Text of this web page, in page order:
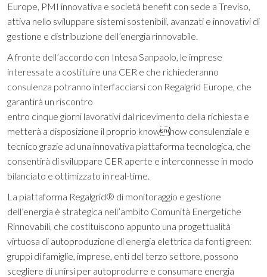
Europe, PMI innovativa e società benefit con sede a Treviso,
attiva nello sviluppare sistemi sostenibili, avanzati e innovativi di
gestione e distribuzione dell’energia rinnovabile.
A fronte dell’accordo con Intesa Sanpaolo, le imprese
interessate a costituire una CER e che richiederanno
consulenza potranno interfacciarsi con Regalgrid Europe, che
garantirà un riscontro
entro cinque giorni lavorativi dal ricevimento della richiesta e
metterà a disposizione il proprio knowhow consulenziale e
tecnico grazie ad una innovativa piattaforma tecnologica, che
consentirà di sviluppare CER aperte e interconnesse in modo
bilanciato e ottimizzato in real-time.
La piattaforma Regalgrid® di monitoraggio e gestione
dell’energia è strategica nell’ambito Comunità Energetiche
Rinnovabili, che costituiscono appunto una progettualità
virtuosa di autoproduzione di energia elettrica da fonti green:
gruppi di famiglie, imprese, enti del terzo settore, possono
scegliere di unirsi per autoprodurre e consumare energia